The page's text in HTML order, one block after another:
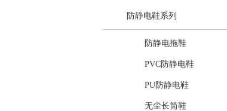
防静电鞋系列
防静电拖鞋
PVC防静电鞋
PU防静电鞋
无尘长筒鞋